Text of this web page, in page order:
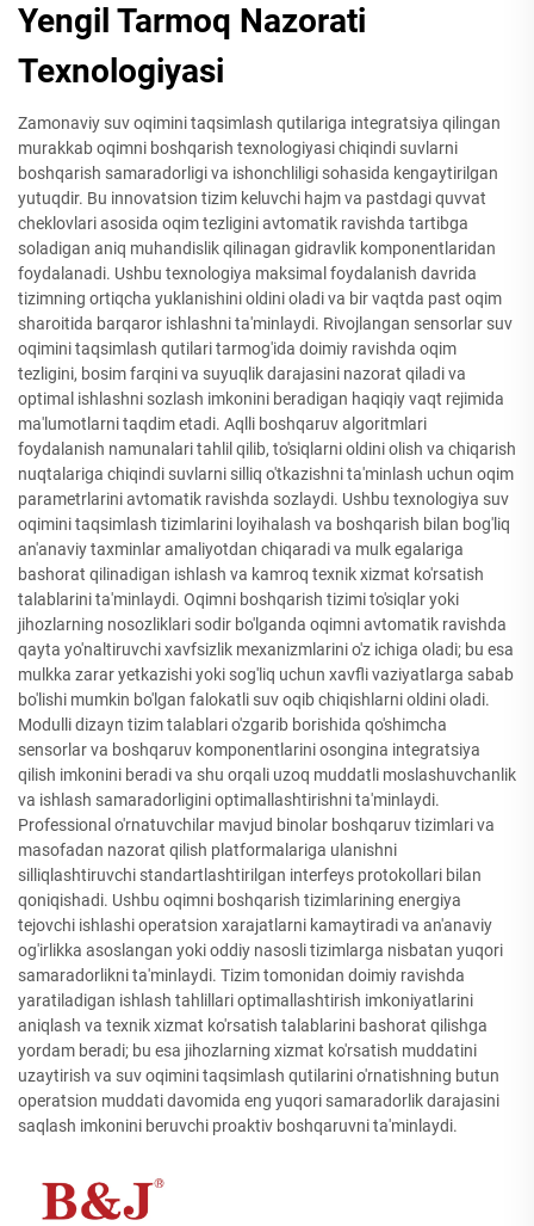
Yengil Tarmoq Nazorati
Texnologiyasi
Zamonaviy suv oqimini taqsimlash qutilariga integratsiya qilingan
murakkab oqimni boshqarish texnologiyasi chiqindi suvlarni
boshqarish samaradorligi va ishonchliligi sohasida kengaytirilgan
yutuqdir. Bu innovatsion tizim keluvchi hajm va pastdagi quvvat
cheklovlari asosida oqim tezligini avtomatik ravishda tartibga
soladigan aniq muhandislik qilinagan gidravlik komponentlaridan
foydalanadi. Ushbu texnologiya maksimal foydalanish davrida
tizimning ortiqcha yuklanishini oldini oladi va bir vaqtda past oqim
sharoitida barqaror ishlashni ta'minlaydi. Rivojlangan sensorlar suv
oqimini taqsimlash qutilari tarmog'ida doimiy ravishda oqim
tezligini, bosim farqini va suyuqlik darajasini nazorat qiladi va
optimal ishlashni sozlash imkonini beradigan haqiqiy vaqt rejimida
ma'lumotlarni taqdim etadi. Aqlli boshqaruv algoritmlari
foydalanish namunalari tahlil qilib, to'siqlarni oldini olish va chiqarish
nuqtalariga chiqindi suvlarni silliq o'tkazishni ta'minlash uchun oqim
parametrlarini avtomatik ravishda sozlaydi. Ushbu texnologiya suv
oqimini taqsimlash tizimlarini loyihalash va boshqarish bilan bog'liq
an'anaviy taxminlar amaliyotdan chiqaradi va mulk egalariga
bashorat qilinadigan ishlash va kamroq texnik xizmat ko'rsatish
talablarini ta'minlaydi. Oqimni boshqarish tizimi to'siqlar yoki
jihozlarning nosozliklari sodir bo'lganda oqimni avtomatik ravishda
qayta yo'naltiruvchi xavfsizlik mexanizmlarini o'z ichiga oladi; bu esa
mulkka zarar yetkazishi yoki sog'liq uchun xavfli vaziyatlarga sabab
bo'lishi mumkin bo'lgan falokatli suv oqib chiqishlarni oldini oladi.
Modulli dizayn tizim talablari o'zgarib borishida qo'shimcha
sensorlar va boshqaruv komponentlarini osongina integratsiya
qilish imkonini beradi va shu orqali uzoq muddatli moslashuvchanlik
va ishlash samaradorligini optimallashtirishni ta'minlaydi.
Professional o'rnatuvchilar mavjud binolar boshqaruv tizimlari va
masofadan nazorat qilish platformalariga ulanishni
silliqlashtiruvchi standartlashtirilgan interfeys protokollari bilan
qoniqishadi. Ushbu oqimni boshqarish tizimlarining energiya
tejovchi ishlashi operatsion xarajatlarni kamaytiradi va an'anaviy
og'irlikka asoslangan yoki oddiy nasosli tizimlarga nisbatan yuqori
samaradorlikni ta'minlaydi. Tizim tomonidan doimiy ravishda
yaratiladigan ishlash tahlillari optimallashtirish imkoniyatlarini
aniqlash va texnik xizmat ko'rsatish talablarini bashorat qilishga
yordam beradi; bu esa jihozlarning xizmat ko'rsatish muddatini
uzaytirish va suv oqimini taqsimlash qutilarini o'rnatishning butun
operatsion muddati davomida eng yuqori samaradorlik darajasini
saqlash imkonini beruvchi proaktiv boshqaruvni ta'minlaydi.